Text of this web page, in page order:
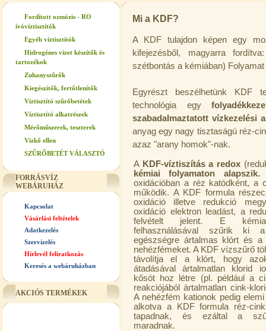
Fordított ozmózis - RO
ivóvíztisztítók
Egyéb víztisztítók
Hidrogénes vizet készítők és
tartozékok
Zuhanyszűrők
Kiegészítők, fertőtlenítők
Víztisztító szűrőbetétek
Víztisztító alkatrészek
Mérőműszerek, teszterek
Vízkő ellen
SZŰRŐBETÉT VÁLASZTÓ
FORRÁSVÍZ
WEBÁRUHÁZ
Kapcsolat
Vásárlási feltételek
Adatkezelés
Szervízelés
Hírlevél feliratkozás
Keresés a webáruházban
AKCIÓS TERMÉKEK
Mi a KDF?
A KDF tulajdon képen egy
kifejezésből, magyarra
szétbontás a kémiában)
Egyrészt beszélhetünk KDF
technológia egy
szabadalmaztatott vízkezelési
anyag egy nagy tisztaságú réz-
azaz "arany homok"-nak.
A KDF-víztiszítás a redox
kémiai folyamaton alapszik.
oxidációban a réz katódként, a
működik. A KDF formula
oxidáció illetve redukció
oxidáció elektron leadást, a
felvételt jelent. E
felhasználásával szűrik ki
egészségre ártalmas klórt és a
nehézfémeket. A KDF vízszűrő
távolítja el a klórt, hogy
átadásával ártalmatlan klorid
kősót hoz létre (pl. például a
reakciójából ártalmatlan cink-
A nehézfém kationok pedig
alkotva a KDF formula réz-
tapadnak, és ezáltal a
maradnak.